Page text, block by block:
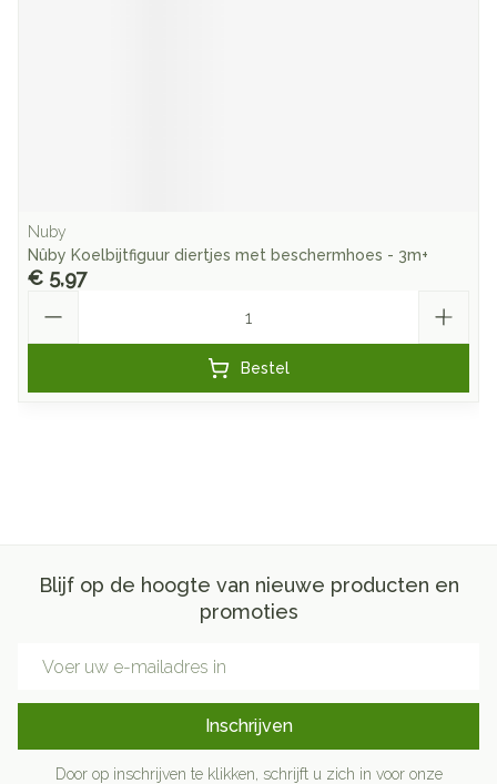
Nuby
Nûby Koelbijtfiguur diertjes met beschermhoes - 3m+
€ 5,97
Bestel
Blijf op de hoogte van nieuwe producten en
promoties
Inschrijven
Door op inschrijven te klikken, schrijft u zich in voor onze